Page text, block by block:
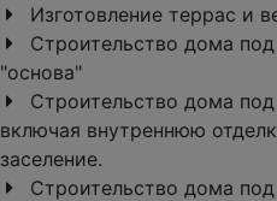
Изготовление террас и
Строительство дома
"основа"
Строительство дома
включая внутреннюю
заселение.
Строительство дома